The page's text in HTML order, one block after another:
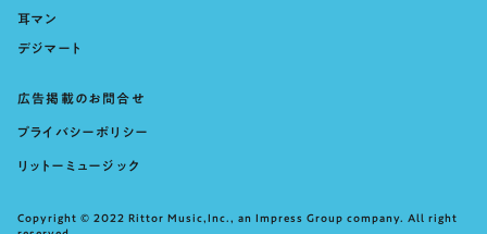
耳マン
デジマート
広告掲載のお問合せ
プライバシーポリシー
リットーミュージック
Copyright © 2022 Rittor Music,Inc., an Impress Group company. All right